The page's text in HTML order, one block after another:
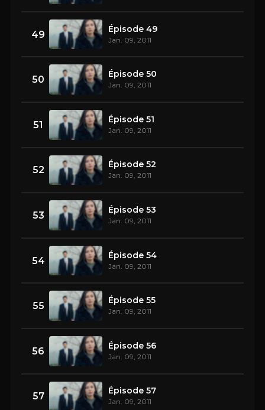
49 Épisode 49
Jan. 09, 2011
50 Épisode 50
Jan. 09, 2011
51 Épisode 51
Jan. 09, 2011
52 Épisode 52
Jan. 09, 2011
53 Épisode 53
Jan. 09, 2011
54 Épisode 54
Jan. 09, 2011
55 Épisode 55
Jan. 09, 2011
56 Épisode 56
Jan. 09, 2011
57 Épisode 57
Jan. 09, 2011